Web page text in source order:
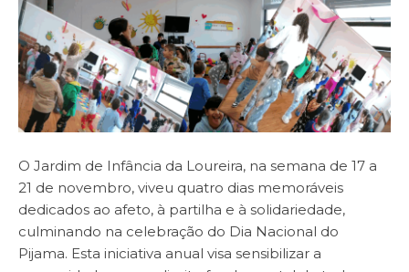
O Jardim de Infância da Loureira, na semana de 17 a
21 de novembro, viveu quatro dias memoráveis
dedicados ao afeto, à partilha e à solidariedade,
culminando na celebração do Dia Nacional do
Pijama. Esta iniciativa anual visa sensibilizar a